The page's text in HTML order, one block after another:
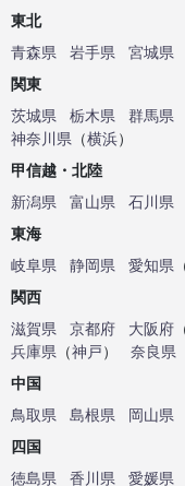
東北
青森県
岩手県 宮城県
関東
茨城県
栃木県 群馬県
神奈川県 （横浜）
甲信越・北陸
新潟県
富山県 石川県
東海
岐阜県
静岡県 愛知県
関西
滋賀県
京都府 大阪府
兵庫県 （神戸） 奈良県
中国
鳥取県
島根県 岡山県
四国
徳島県
香川県 愛媛県